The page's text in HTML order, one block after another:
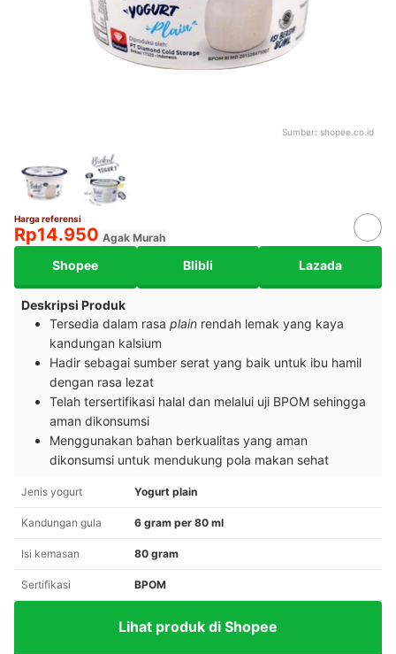
Sumber: shopee.co.id
Harga referensi
Rp14.950 Agak Murah
Shopee Blibli Lazada
Deskripsi Produk
Tersedia dalam rasa plain rendah lemak yang kaya
kandungan kalsium
Hadir sebagai sumber serat yang baik untuk ibu hamil
dengan rasa lezat
Telah tersertifikasi halal dan melalui uji BPOM sehingga
aman dikonsumsi
Menggunakan bahan berkualitas yang aman
dikonsumsi untuk mendukung pola makan sehat
Jenis yogurt Yogurt plain
Kandungan gula 6 gram per 80 ml
Isi kemasan 80 gram
Sertifikasi BPOM
Lihat produk di Shopee